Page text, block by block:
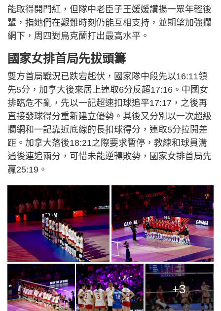
能取得開門紅，但隊中老臣子王媛媛讚揚一眾年輕後
輩，指她們在艱難時刻仍能互相支持，並期望加強攔
網下，周四對烏克蘭打出最高水平。
國家女排首局先拔頭籌
雙方首局戰況已跌宕起伏，國家隊中段先以16:11領
先5分，加拿大後來居上連取6分反超17:16。中國女
排臨危不亂，先以一記超速扣球追平17:17，之後再
直接發球得分重新建立優勢。其後又分別以一次超級
攔網和一記靠近底線的長扣球得分，連取5分拉開差
距。加拿大落後18:21之際要求暫停，教練和球員溝
通後連追兩分，可惜未能逆轉敗勢，國家女排首局先
贏25:19。
+3